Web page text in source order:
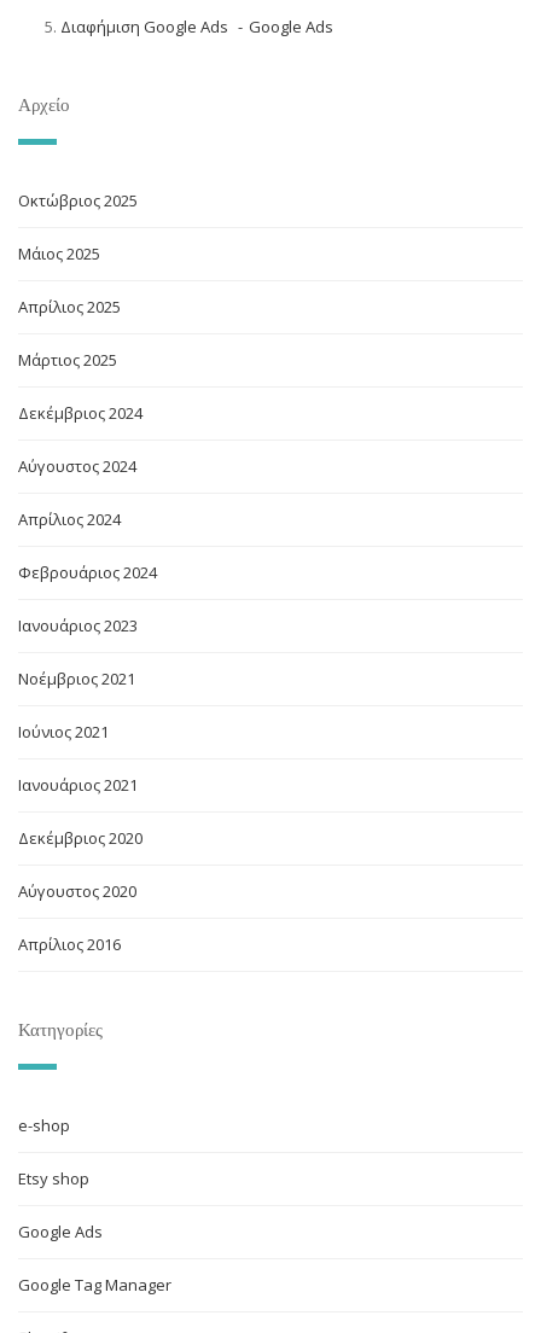
Διαφήμιση Google Ads
Google Ads
Αρχείο
Οκτώβριος 2025
Μάιος 2025
Απρίλιος 2025
Μάρτιος 2025
Δεκέμβριος 2024
Αύγουστος 2024
Απρίλιος 2024
Φεβρουάριος 2024
Ιανουάριος 2023
Νοέμβριος 2021
Ιούνιος 2021
Ιανουάριος 2021
Δεκέμβριος 2020
Αύγουστος 2020
Απρίλιος 2016
Κατηγορίες
e-shop
Etsy shop
Google Ads
Google Tag Manager